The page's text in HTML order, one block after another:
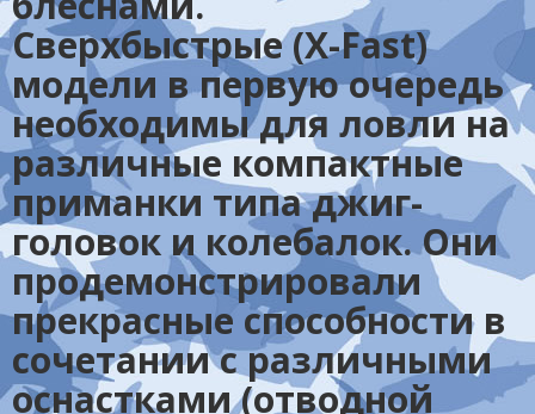
Сверхбыстрые (X-Fast)
модели в первую очередь
необходимы для ловли на
различные компактные
приманки типа джиг-
головок и колебалок. Они
продемонстрировали
прекрасные способности в
сочетании с различными
оснастками (отводной